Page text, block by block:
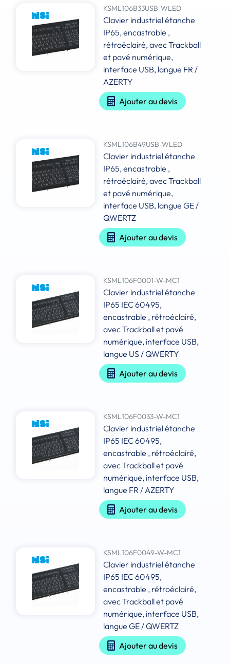
KSML106B33USB-WLED
Clavier industriel étanche
IP65, encastrable ,
rétroéclairé, avec Trackball
et pavé numérique,
interface USB, langue FR /
AZERTY
Ajouter au devis
KSML106B49USB-WLED
Clavier industriel étanche
IP65, encastrable ,
rétroéclairé, avec Trackball
et pavé numérique,
interface USB, langue GE /
QWERTZ
Ajouter au devis
KSML106F0001-W-MC1
Clavier industriel étanche
IP65 IEC 60495,
encastrable , rétroéclairé,
avec Trackball et pavé
numérique, interface USB,
langue US / QWERTY
Ajouter au devis
KSML106F0033-W-MC1
Clavier industriel étanche
IP65 IEC 60495,
encastrable , rétroéclairé,
avec Trackball et pavé
numérique, interface USB,
langue FR / AZERTY
Ajouter au devis
KSML106F0049-W-MC1
Clavier industriel étanche
IP65 IEC 60495,
encastrable , rétroéclairé,
avec Trackball et pavé
numérique, interface USB,
langue GE / QWERTZ
Ajouter au devis